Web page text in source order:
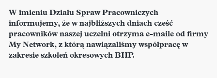
W imieniu Działu Spraw Pracowniczych
informujemy, że w najbliższych dniach cześć
pracowników naszej uczelni otrzyma e-maile od firmy
My Network, z którą nawiązaliśmy współpracę w
zakresie szkoleń okresowych BHP.